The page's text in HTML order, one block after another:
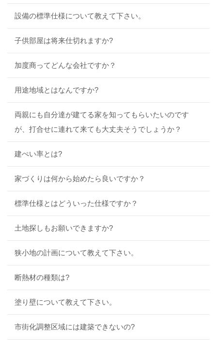
設備の標準仕様について教えて下さい。
子供部屋は将来仕切れますか?
加度商ってどんな会社ですか？
用途地域とはなんですか?
両親にも自分達が建てる家を知ってもらいたいのです
が、打合せに連れて来ても大丈夫そうでしょうか？
建ぺい率とは?
家づくりは何から始めたら良いですか？
標準仕様とはどういった仕様ですか？
土地探しもお願いできますか?
狭小地の計画について教えて下さい。
断熱材の種類は?
塗り壁について教えて下さい。
市街化調整区域には建築できないの?